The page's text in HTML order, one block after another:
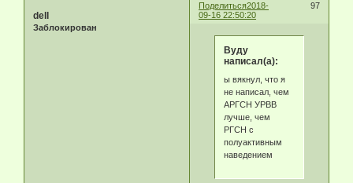
Поделиться 97
2018-
09-16 22:50:20
dell
Заблокирован
Byду
написал(а):
ы вякнул, что я
не написал, чем
АРГСН УРВВ
лучше, чем
РГСН с
полуактивным
наведением